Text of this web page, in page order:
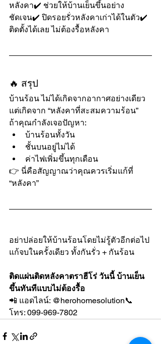
หลังคา✔️ ช่วยให้บ้านเย็นขึ้นอย่าง
ชัดเจน✔️ ปิดรอยรั่วหลังคาเก่าได้ในตัว✔️
ติดตั้งได้เลย ไม่ต้องรื้อหลังคา
🔥 สรุป
บ้านร้อน ไม่ได้เกิดจากอากาศอย่างเดียว
แต่เกิดจาก “หลังคาที่สะสมความร้อน”
ถ้าคุณกำลังเจอปัญหา:
บ้านร้อนทั้งวัน
ชั้นบนอยู่ไม่ได้
ค่าไฟเพิ่มขึ้นทุกเดือน
👉 นี่คือสัญญาณว่าคุณควรเริ่มแก้ที่
“หลังคา”
อย่าปล่อยให้บ้านร้อนโดยไม่รู้ตัวอีกต่อไป
แก้จบในครั้งเดียว ทั้งกันรั่ว + กันร้อน
ติดแผ่นติดหลังคาตราฮีโร่ วันนี้ บ้านเย็น
ขึ้นทันทีแบบไม่ต้องรื้อ
📲 แอดไลน์: @herohomesolution📞
โทร: 099-969-7802